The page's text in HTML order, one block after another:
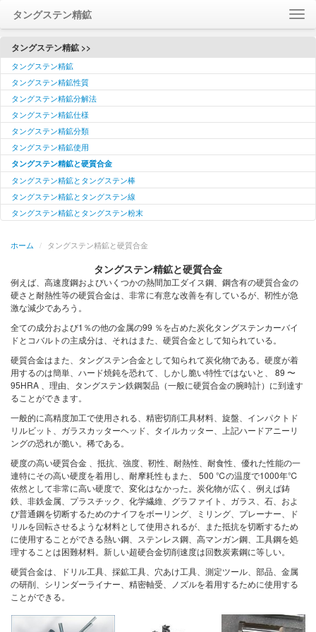
タングステン精鉱
ホーム
について
連絡
訪問
メッセージ
Language / 語言
タングステン精鉱 >>
タングステン精鉱
タングステン精鉱性質
タングステン精鉱分解法
タングステン精鉱仕様
タングステン精鉱分類
タングステン精鉱使用
タングステン精鉱と硬質合金
タングステン精鉱とタングステン棒
タングステン精鉱とタングステン線
タングステン精鉱とタングステン粉末
ホーム / タングステン精鉱と硬質合金
タングステン精鉱と硬質合金
例えば、高速度鋼およびいくつかの熱間加工ダイス鋼、鋼含有の硬質合金の
硬さと耐熱性等の硬質合金は、非常に有意な改善を有しているが、靭性が急
激な減少であろう。
全ての成分および1％の他の金属の99 ％を占めた炭化タングステンカーバイ
ドとコバルトの主成分は、それはまた、硬質合金として知られている。
硬質合金はまた、タングステン合金として知られて炭化物である。硬度が着
用するのは簡単、ハード焼鈍を恐れて、しかし脆い特性ではないと、 89 〜
95HRA 、理由、タングステン鉄鋼製品（一般に硬質合金の腕時計）に到達す
ることができます。
一般的に高精度加工で使用される、精密切削工具材料、旋盤、インパクトド
リルビット、ガラスカッターヘッド、タイルカッター、上記ハードアニーリ
ングの恐れが脆い。稀である。
硬度の高い硬質合金 、抵抗、強度、靭性、耐熱性、耐食性、優れた性能の一
連特にその高い硬度を着用し、耐摩耗性もまた、 500 ℃の温度で1000年℃
依然として非常に高い硬度で、変化はなかった。炭化物が広く、例えば鋳
鉄、非鉄金属、プラスチック、化学繊維、グラファイト、ガラス、石、およ
び普通鋼を切断するためのナイフをボーリング、ミリング、プレーナー、ド
リルを回転させるような材料として使用されるが、また抵抗を切断するため
に使用することができる熱い鋼、ステンレス鋼、高マンガン鋼、工具鋼を処
理することは困難材料。新しい超硬合金切削速度は回数炭素鋼に等しい。
硬質合金は、ドリル工具、採鉱工具、穴あけ工具、測定ツール、部品、金属
の研削、シリンダーライナー、精密軸受、ノズルを着用するために使用する
ことができる。